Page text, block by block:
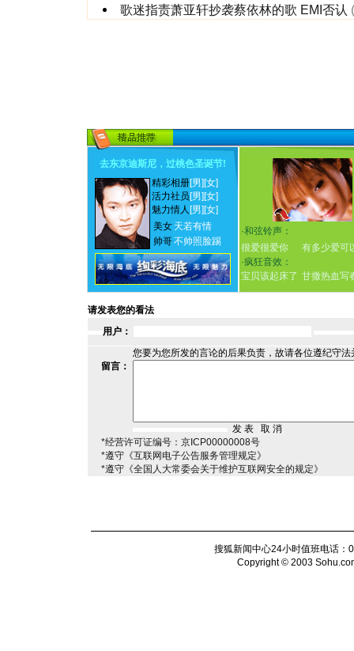
歌迷指责萧亚轩抄袭蔡依林的歌 EMI否认
去东京迪斯尼，过桃色圣诞节!
精彩相册[男] [女]
活力社员 [男] [女]
魅力情人 [男] [女]
美女 天若有情
帅哥不帅照脸踢
·和弦铃声：
很爱很爱你
有多少爱可
·疯狂音效：
宝贝该起床了 甘撒热血写
请发表您的看法
用户：
您要为您所发的言论的后果负责，故请各位遵纪守
留言：
*经营许可证编号：京ICP00000008号
*遵守《互联网电子公告服务管理规定》
*遵守《全国人大常委会关于维护互联网安全的规定》
搜狐新闻中心24小时值班电话
Copyright © 2003